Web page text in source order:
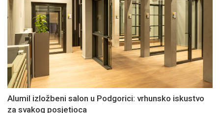
Alumil izložbeni salon u Podgorici: vrhunsko iskustvo
za svakog posjetioca